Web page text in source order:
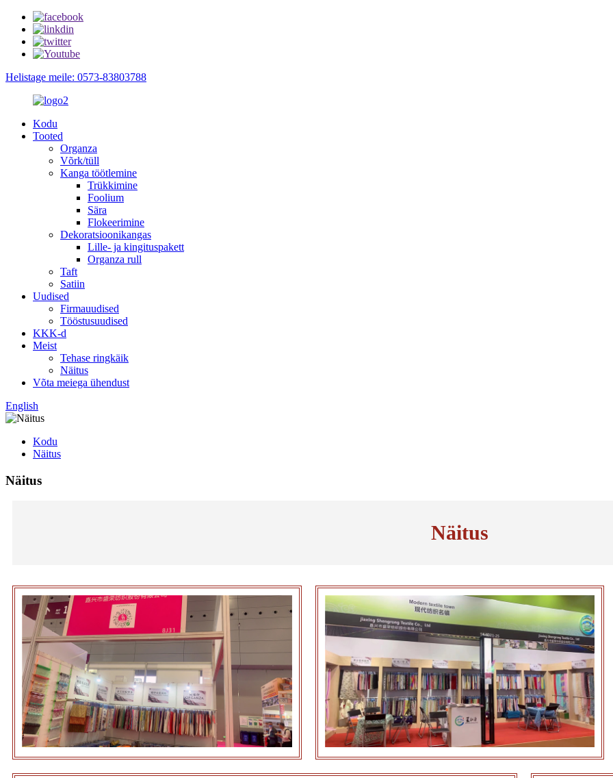
Helistage meile: 0573-83803788
Kodu
Tooted
Organza
Võrk/tüll
Kanga töötlemine
Trükkimine
Foolium
Sära
Flokeerimine
Dekoratsioonikangas
Lille- ja kingituspakett
Organza rull
Taft
Satiin
Uudised
Firmauudised
Tööstusuudised
KKK-d
Meist
Tehase ringkäik
Näitus
Võta meiega ühendust
English
Kodu
Näitus
Näitus
Näitus